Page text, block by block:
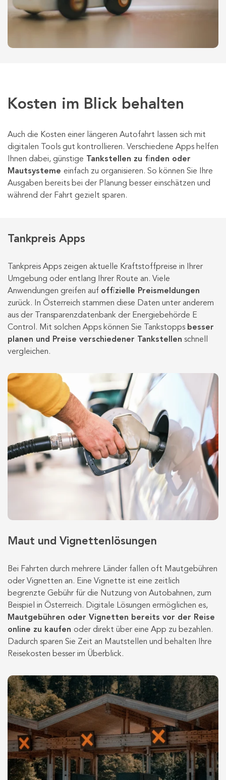
Kosten im Blick behalten
Auch die Kosten einer längeren Autofahrt lassen sich mit
digitalen Tools gut kontrollieren. Verschiedene Apps helfen
Ihnen dabei, günstige Tankstellen zu finden oder
Mautsysteme einfach zu organisieren. So können Sie Ihre
Ausgaben bereits bei der Planung besser einschätzen und
während der Fahrt gezielt sparen.
Tankpreis Apps
Tankpreis Apps zeigen aktuelle Kraftstoffpreise in Ihrer
Umgebung oder entlang Ihrer Route an. Viele
Anwendungen greifen auf offizielle Preismeldungen
zurück. In Österreich stammen diese Daten unter anderem
aus der Transparenzdatenbank der Energiebehörde E
Control. Mit solchen Apps können Sie Tankstopps besser
planen und Preise verschiedener Tankstellen schnell
vergleichen.
Maut und Vignettenlösungen
Bei Fahrten durch mehrere Länder fallen oft Mautgebühren
oder Vignetten an. Eine Vignette ist eine zeitlich
begrenzte Gebühr für die Nutzung von Autobahnen, zum
Beispiel in Österreich. Digitale Lösungen ermöglichen es,
Mautgebühren oder Vignetten bereits vor der Reise
online zu kaufen oder direkt über eine App zu bezahlen.
Dadurch sparen Sie Zeit an Mautstellen und behalten Ihre
Reisekosten besser im Überblick.